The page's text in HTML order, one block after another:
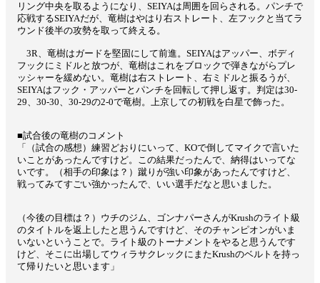
リング中央を取るようになり、SEIYAは周囲を回らされる。パンチで
応戦するSEIYAだが、竜樹はやはり右ストレート、左フックと当てラ
ウンド後半の攻勢を取って終える。
3R、竜樹はガードを堅固にして前進。SEIYAはアッパー、ボディ
フックにミドルと放つが、竜樹はこれをブロックで弾きながらプレ
ッシャーを緩めない。竜樹は右ストレート、右ミドルと振るうが、
SEIYAはフック・アッパーとパンチを回転して押し返す。判定は30-
29、30-30、30-29の2-0で竜樹。上京しての初戦を白星で飾った。
■試合後の竜樹のコメント
「（試合の感想）練習どおりにいって、 KOで倒してマイクで言いた
いことがあったんですけど。
この結果だったんで、納得はいってな
いです。（相手の印象は？）蹴りが強い印象があったんですけど、
戦ってみてすごい強かったんで、いい選手だなと思いました。
（今後の目標は？）ウチのジム、
ゴンナパーさんがKrushのライト級
のタイトルを返上したと思 うんですけど、そのチャンピオンがいま
いないということで。 ライト級のトーナメントをやると思うんです
けど、 そこに出場してウィラサクレックにまたKrushのベルトを持っ
て帰りたいと思います」